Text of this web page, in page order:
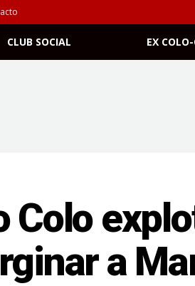
CLUB SOCIAL EX
Colo
a